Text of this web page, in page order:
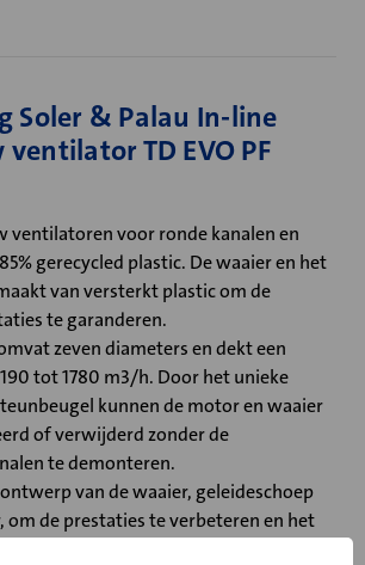
Soler & Palau In-line
TD EVO PF
ventilatoren voor ronde kanalen en
gerecycled plastic. De waaier en het
van versterkt plastic om de
te garanderen.
zeven diameters en dekt een
tot 1780 m3/h. Door het unieke
kunnen de motor en waaier
of verwijderd zonder de
te demonteren.
van de waaier, geleideschoep
de prestaties te verbeteren en het